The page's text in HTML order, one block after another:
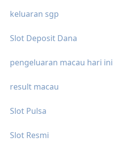
keluaran sgp
Slot Deposit Dana
pengeluaran macau hari ini
result macau
Slot Pulsa
Slot Resmi